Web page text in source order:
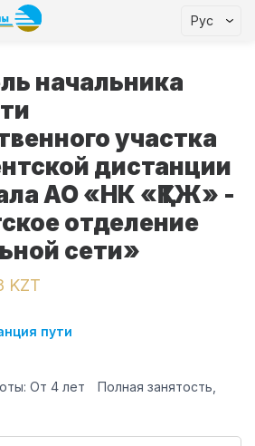
Рус
начальника
участка
дистанции
АО «НК «ҚТЖ» -
отделение
сети»
KZT
пути
От 4 лет
Полная занятость,